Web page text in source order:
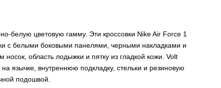
белую цветовую гамму. Эти кроссовки Nike Air Force 1
с белыми боковыми панелями, черными накладками и
область лодыжки и пятку из гладкой кожи. Volt
язычке, внутреннюю подкладку, стельки и резиновую
подошвой.